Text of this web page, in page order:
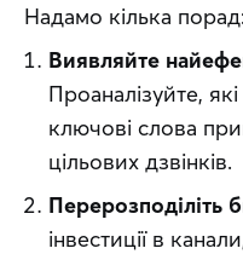
Надамо кілька порад:
Виявляйте
Проаналізуйте,
ключові слова
цільових дзвінків.
Перерозподіліть
інвестиції в